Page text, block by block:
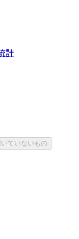
計
いていないもの